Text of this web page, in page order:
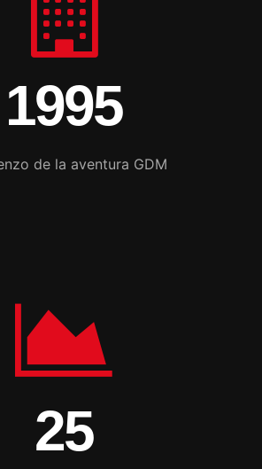
1995
de la aventura GDM
25